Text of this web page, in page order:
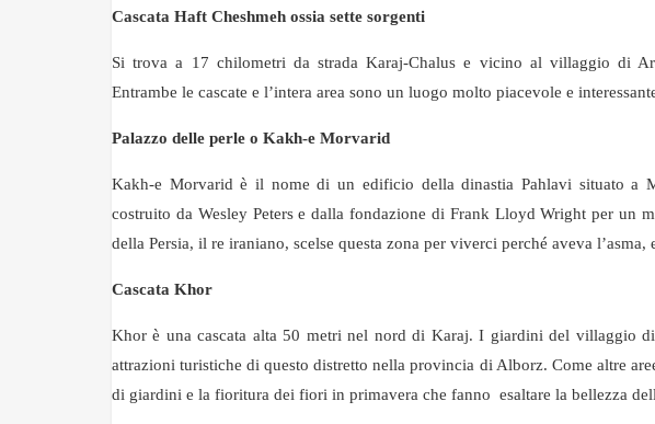
Cascata Haft Cheshmeh ossia sette sorgenti
Si trova a 17 chilometri da strada Karaj-Chalus e vicino al villaggio di
Entrambe le cascate e l’intera area sono un luogo molto piacevole e
Palazzo delle perle o Kakh-e Morvarid
Kakh-e Morvarid è il nome di un edificio della dinastia Pahlavi situato a
costruito da Wesley Peters e dalla fondazione di Frank Lloyd Wright per un
della Persia, il re iraniano, scelse questa zona per viverci perché aveva
Cascata Khor
Khor è una cascata alta 50 metri nel nord di Karaj. I giardini del villaggio
attrazioni turistiche di questo distretto nella provincia di Alborz. Come altre
di giardini e la fioritura dei fiori in primavera che fanno esaltare la bellezza